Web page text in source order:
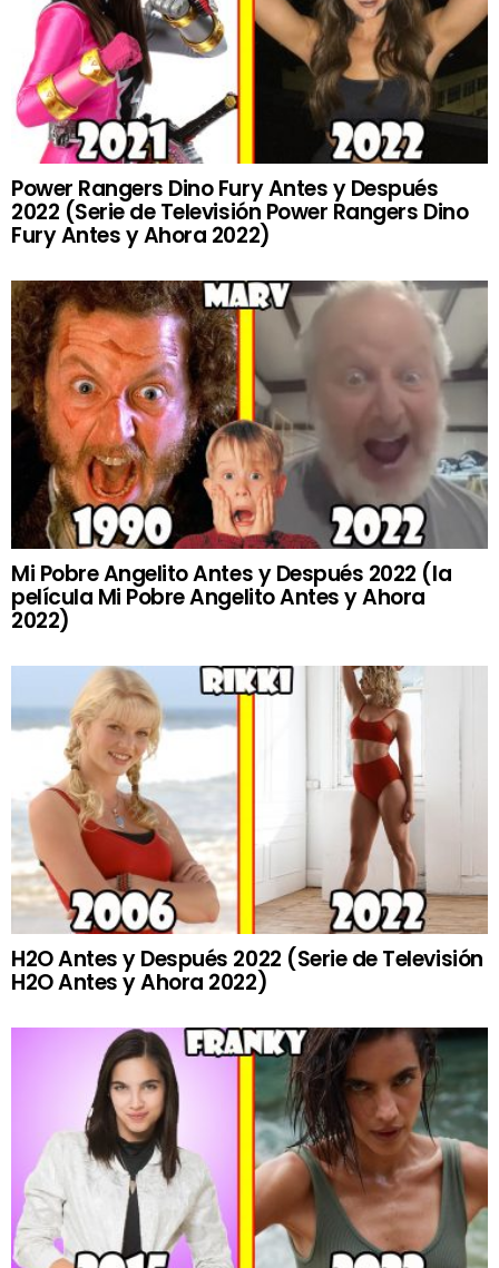
Power Rangers Dino Fury Antes y Después
2022 (Serie de Televisión Power Rangers Dino
Fury Antes y Ahora 2022)
Mi Pobre Angelito Antes y Después 2022 (la
película Mi Pobre Angelito Antes y Ahora
2022)
H2O Antes y Después 2022 (Serie de Televisión
H2O Antes y Ahora 2022)